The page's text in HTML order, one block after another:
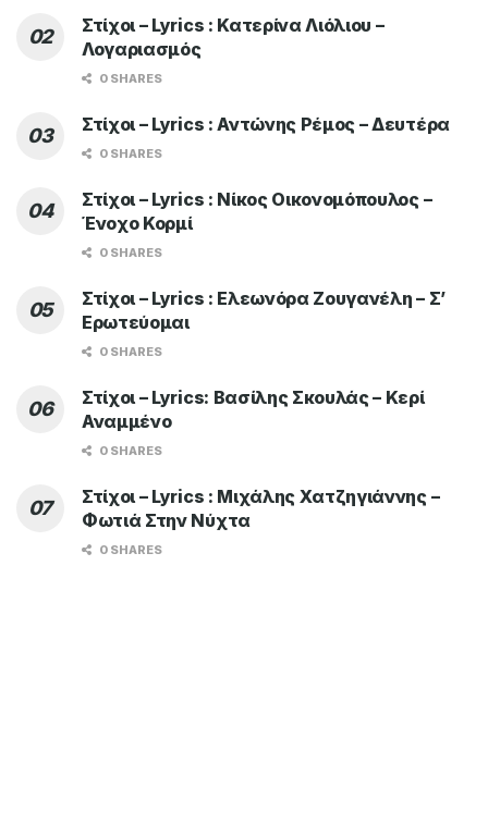
Στίχοι – Lyrics : Κατερίνα Λιόλιου –
Λογαριασμός
0 SHARES
Στίχοι – Lyrics : Αντώνης Ρέμος – Δευτέρα
0 SHARES
Στίχοι – Lyrics : Νίκος Οικονομόπουλος –
Ένοχο Κορμί
0 SHARES
Στίχοι – Lyrics : Ελεωνόρα Ζουγανέλη – Σ’
Ερωτεύομαι
0 SHARES
Στίχοι – Lyrics: Βασίλης Σκουλάς – Κερί
Αναμμένο
0 SHARES
Στίχοι – Lyrics : Μιχάλης Χατζηγιάννης –
Φωτιά Στην Νύχτα
0 SHARES